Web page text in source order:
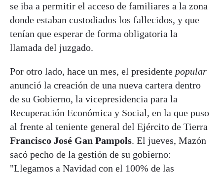
se iba a permitir el acceso de familiares a la zona
donde estaban custodiados los fallecidos, y que
tenían que esperar de forma obligatoria la
llamada del juzgado.
Por otro lado, hace un mes, el presidente popular
anunció la creación de una nueva cartera dentro
de su Gobierno, la vicepresidencia para la
Recuperación Económica y Social, en la que puso
al frente al teniente general del Ejército de Tierra
Francisco José Gan Pampols. El jueves, Mazón
sacó pecho de la gestión de su gobierno:
"Llegamos a Navidad con el 100% de las